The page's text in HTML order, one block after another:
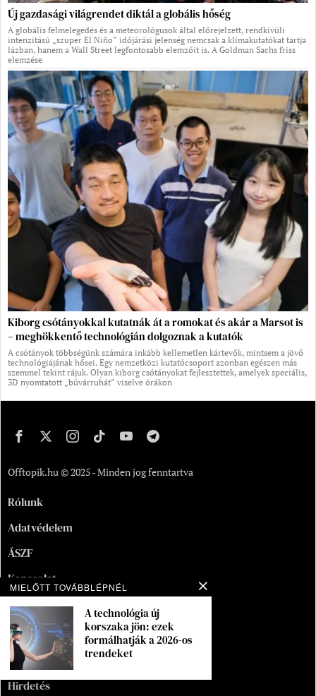
Új gazdasági világrendet diktál a globális hőség
A globális felmelegedés és a meteorológusok által előrejelzett, rendkívüli
intenzitású „szuper El Niño” időjárási jelenség nemcsak a klímakutatókat tartja
lázban, hanem a Wall Street legfontosabb elemzőit is. A Goldman Sachs friss
elemzése
Kiborg csótányokkal kutatnák át a romokat és akár a Marsot is
– meghökkentő technológián dolgoznak a kutatók
A csótányok többségünk számára inkább kellemetlen kártevők, mintsem a jövő
technológiájának hősei. Egy nemzetközi kutatócsoport azonban egészen más
szemmel tekint rájuk. Olyan kiborg csótányokat fejlesztettek, amelyek speciális,
3D nyomtatott „búvárruhát” viselve órákon
Offtopik.hu © 2025 - Minden jog fenntartva
Rólunk
Adatvédelem
ÁSZF
Kapcsolat
Oldaltérkép
Segítség
Munka
Hirdetés
MIELŐTT TOVÁBBLÉPNÉL
A technológia új
korszaka jön: ezek
formálhatják a 2026-os
trendeket